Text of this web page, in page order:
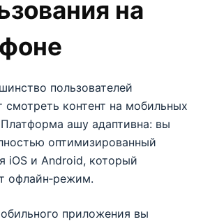
на
пользователей
смотреть контент на мобильных
ашу адаптивна: вы
оптимизированный
iOS и Android, который
офлайн‑режим.
приложения вы